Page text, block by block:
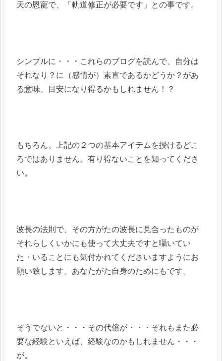
天の恩寵で、「軌道修正が必要です」との事です。
シンプルに・・・これらのブログを読んで、自分は
それなり？に（感情が）素直であるかどうか？があ
る意味、目安になり得るかもしれません！？
もちろん、上記の２つの基本アイテムを授けるどこ
ろではありません。有り得ないことを知ってくださ
い。
波長の法則で、その方がたの波長に見合ったものが
それらしくいかにも使って大丈夫ですと囁いてい
た・いることにも気付かれてくださいますようにお
願い致します。あなたがた自身のためにもです。
そうでないと・・・その代償が・・・それもまた必
要な経験といえば、経験なのかもしれません・・・
が。